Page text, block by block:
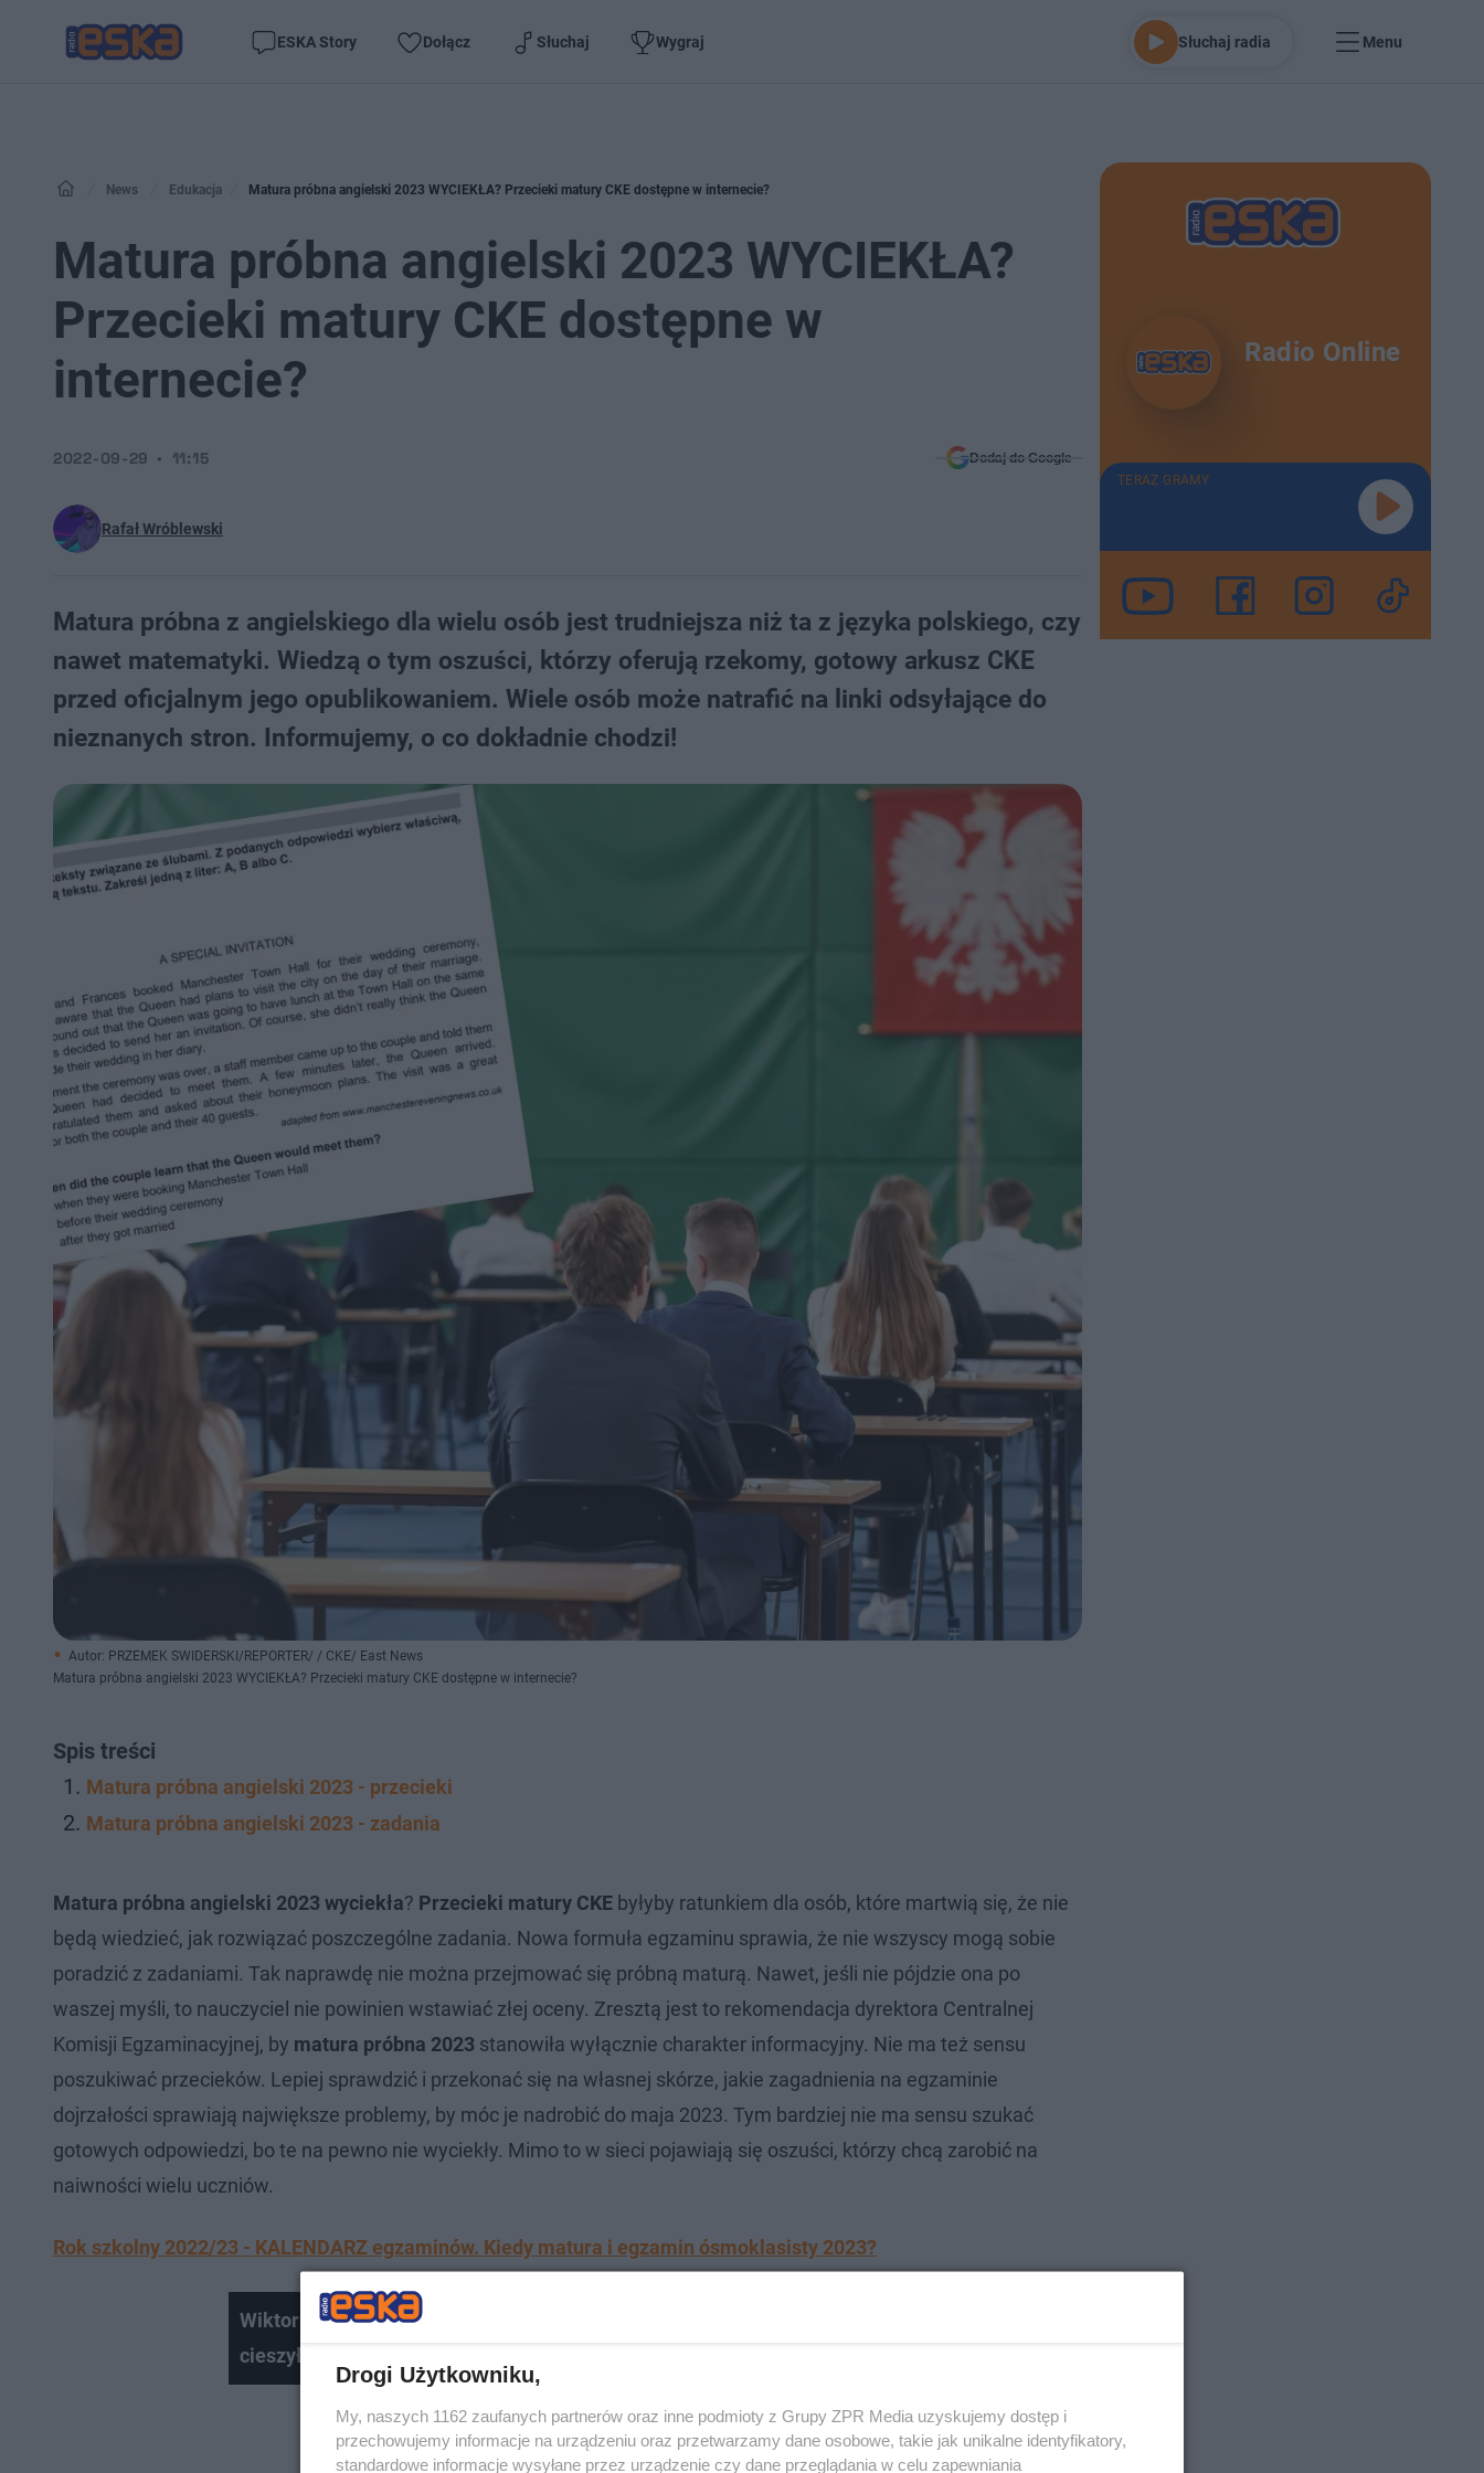
ESKA Story Dołącz Słuchaj Wygraj Słuchaj radia Menu
News Edukacja Matura próbna angielski 2023 WYCIEKŁA? Przecieki matury CKE dostępne w internecie?
Matura próbna angielski 2023 WYCIEKŁA?
Przecieki matury CKE dostępne w
internecie?
Rafał Wróblewski
2022-09-29 11:15 Dodaj do Google
Matura próbna z angielskiego dla wielu osób jest trudniejsza niż ta z języka polskiego, czy
nawet matematyki. Wiedzą o tym oszuści, którzy oferują rzekomy, gotowy arkusz CKE
przed oficjalnym jego opublikowaniem. Wiele osób może natrafić na linki odsyłające do
nieznanych stron. Informujemy, o co dokładnie chodzi!
Autor: PRZEMEK SWIDERSKI/REPORTER/ / CKE/ East News
Matura próbna angielski 2023 WYCIEKŁA? Przecieki matury CKE dostępne w internecie?
Spis treści
Matura próbna angielski 2023 - przecieki
Matura próbna angielski 2023 - zadania
Matura próbna angielski 2023 wyciekła? Przecieki matury CKE byłyby ratunkiem dla osób, które martwią się, że nie
będą wiedzieć, jak rozwiązać poszczególne zadania. Nowa formuła egzaminu sprawia, że nie wszyscy mogą sobie
poradzić z zadaniami. Tak naprawdę nie można przejmować się próbną maturą. Nawet, jeśli nie pójdzie ona po
waszej myśli, to nauczyciel nie powinien wstawiać złej oceny. Zresztą jest to rekomendacja dyrektora Centralnej
Komisji Egzaminacyjnej, by matura próbna 2023 stanowiła wyłącznie charakter informacyjny. Nie ma też sensu
poszukiwać przecieków. Lepiej sprawdzić i przekonać się na własnej skórze, jakie zagadnienia na egzaminie
dojrzałości sprawiają największe problemy, by móc je nadrobić do maja 2023. Tym bardziej nie ma sensu szukać
gotowych odpowiedzi, bo te na pewno nie wyciekły. Mimo to w sieci pojawiają się oszuści, którzy chcą zarobić na
naiwności wielu uczniów.
Rok szkolny 2022/23 - KALENDARZ egzaminów. Kiedy matura i egzamin ósmoklasisty 2023?
Wiktoria wygrała 35 000 PLN w Pomarańczowa czy Niebieska! Tak się
cieszyła!
Radio Online
TERAZ GRAMY
Drogi Użytkowniku,
My, naszych 1162 zaufanych partnerów oraz inne podmioty z Grupy ZPR Media uzyskujemy dostęp i
przechowujemy informacje na urządzeniu oraz przetwarzamy dane osobowe, takie jak unikalne identyfikatory,
standardowe informacje wysyłane przez urządzenie czy dane przeglądania w celu zapewniania